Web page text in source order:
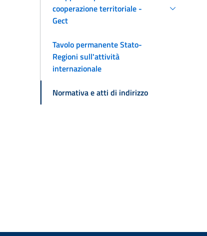
cooperazione territoriale -
Gect
Tavolo permanente Stato-
Regioni sull'attività
internazionale
Normativa e atti di indirizzo